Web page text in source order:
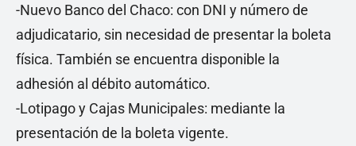
-Nuevo Banco del Chaco: con DNI y número de
adjudicatario, sin necesidad de presentar la boleta
física. También se encuentra disponible la
adhesión al débito automático.
-Lotipago y Cajas Municipales: mediante la
presentación de la boleta vigente.